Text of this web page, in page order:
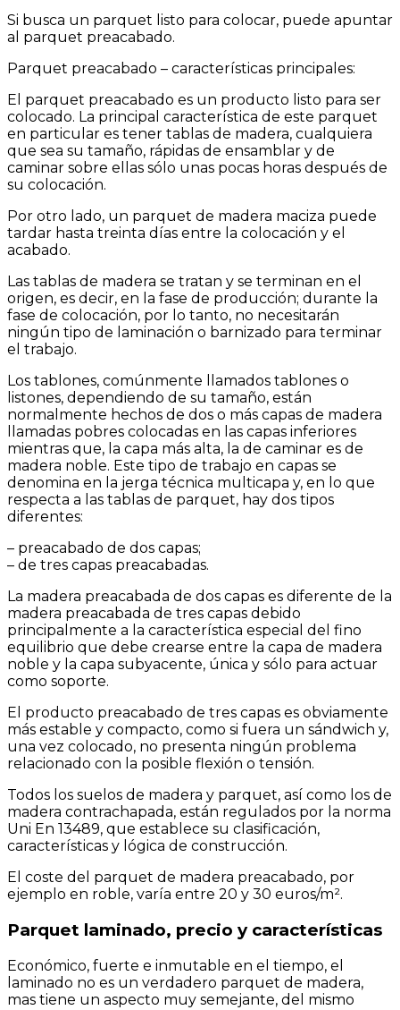
Si busca un parquet listo para colocar, puede apuntar
al parquet preacabado.
Parquet preacabado – características principales:
El parquet preacabado es un producto listo para ser
colocado. La principal característica de este parquet
en particular es tener tablas de madera, cualquiera
que sea su tamaño, rápidas de ensamblar y de
caminar sobre ellas sólo unas pocas horas después de
su colocación.
Por otro lado, un parquet de madera maciza puede
tardar hasta treinta días entre la colocación y el
acabado.
Las tablas de madera se tratan y se terminan en el
origen, es decir, en la fase de producción; durante la
fase de colocación, por lo tanto, no necesitarán
ningún tipo de laminación o barnizado para terminar
el trabajo.
Los tablones, comúnmente llamados tablones o
listones, dependiendo de su tamaño, están
normalmente hechos de dos o más capas de madera
llamadas pobres colocadas en las capas inferiores
mientras que, la capa más alta, la de caminar es de
madera noble. Este tipo de trabajo en capas se
denomina en la jerga técnica multicapa y, en lo que
respecta a las tablas de parquet, hay dos tipos
diferentes:
– preacabado de dos capas;
– de tres capas preacabadas.
La madera preacabada de dos capas es diferente de la
madera preacabada de tres capas debido
principalmente a la característica especial del fino
equilibrio que debe crearse entre la capa de madera
noble y la capa subyacente, única y sólo para actuar
como soporte.
El producto preacabado de tres capas es obviamente
más estable y compacto, como si fuera un sándwich y,
una vez colocado, no presenta ningún problema
relacionado con la posible flexión o tensión.
Todos los suelos de madera y parquet, así como los de
madera contrachapada, están regulados por la norma
Uni En 13489, que establece su clasificación,
características y lógica de construcción.
El coste del parquet de madera preacabado, por
ejemplo en roble, varía entre 20 y 30 euros/m².
Parquet laminado, precio y características
Económico, fuerte e inmutable en el tiempo, el
laminado no es un verdadero parquet de madera,
mas tiene un aspecto muy semejante, del mismo